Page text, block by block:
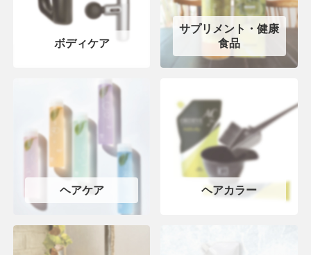
ボディケア
サプリメント・健康
食品
ヘアケア ヘアカラー